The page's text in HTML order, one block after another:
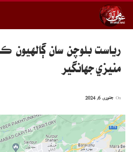
رياست بلوچن سان ڳالهيون
منيزي جهانگير